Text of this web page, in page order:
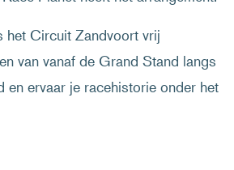
het Circuit Zandvoort vrij
van vanaf de Grand Stand langs
en ervaar je racehistorie onder het